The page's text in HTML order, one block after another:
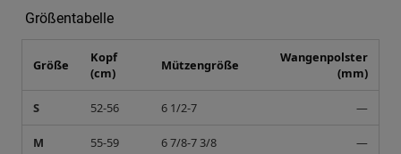
Größentabelle
Größe
Kopf
(cm)
Mützengröße
Wangenpolster
(mm)
S 52-56 6 1/2-7 —
M 55-59 6 7/8-7 3/8 —